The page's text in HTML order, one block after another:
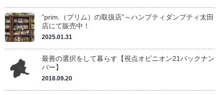
”prim.（プリム）の取扱店”～ハンプティダンプティ太田
店にて販売中！
2025.01.31
最善の選択をして暮らす【視点オピニオン21バックナン
バー】
2018.09.20